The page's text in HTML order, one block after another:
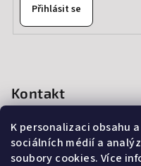
K personalizaci obsahu
sociálních médií a
soubory cookies. Více
Přihlásit se
Kontakt
info@thedressprague.com
+420 724 244 022